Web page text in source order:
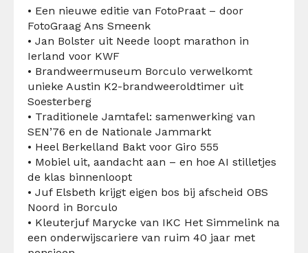
• Een nieuwe editie van FotoPraat – door
FotoGraag Ans Smeenk
• Jan Bolster uit Neede loopt marathon in
Ierland voor KWF
• Brandweermuseum Borculo verwelkomt
unieke Austin K2-brandweeroldtimer uit
Soesterberg
• Traditionele Jamtafel: samenwerking van
SEN’76 en de Nationale Jammarkt
• Heel Berkelland Bakt voor Giro 555
• Mobiel uit, aandacht aan – en hoe AI stilletjes
de klas binnenloopt
• Juf Elsbeth krijgt eigen bos bij afscheid OBS
Noord in Borculo
• Kleuterjuf Marycke van IKC Het Simmelink na
een onderwijscariere van ruim 40 jaar met